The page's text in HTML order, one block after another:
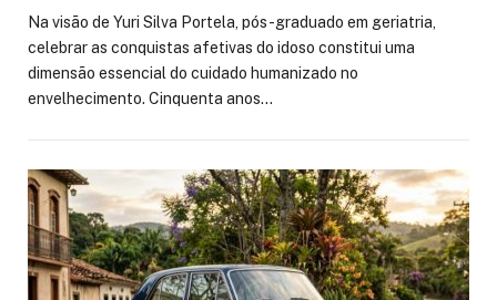
Na visão de Yuri Silva Portela, pós-graduado em geriatria,
celebrar as conquistas afetivas do idoso constitui uma
dimensão essencial do cuidado humanizado no
envelhecimento. Cinquenta anos…